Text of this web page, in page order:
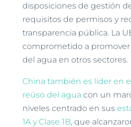
disposiciones de gestión
requisitos de permisos y
transparencia pública. La
comprometido a promover
del agua en otros sectores.
China también es líder en
reúso del agua con un
niveles centrado en sus
1A y Clase 1B, que